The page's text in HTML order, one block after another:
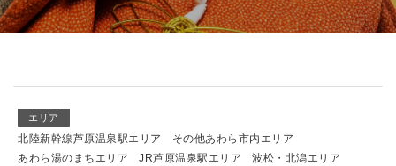
エリア
北陸新幹線芦原温泉駅エリア
その他あわら市内エリア
あわら湯のまちエリア
JR芦原温泉駅エリア
波松・北潟エリア